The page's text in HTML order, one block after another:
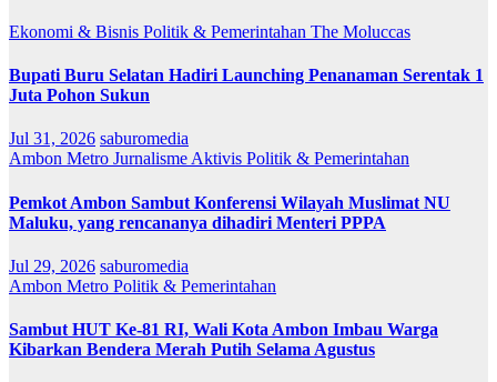
Ekonomi & Bisnis Politik & Pemerintahan The Moluccas
Bupati Buru Selatan Hadiri Launching Penanaman Serentak 1
Juta Pohon Sukun
Jul 31, 2026 saburomedia
Ambon Metro Jurnalisme Aktivis Politik & Pemerintahan
Pemkot Ambon Sambut Konferensi Wilayah Muslimat NU
Maluku, yang rencananya dihadiri Menteri PPPA
Jul 29, 2026 saburomedia
Ambon Metro Politik & Pemerintahan
Sambut HUT Ke-81 RI, Wali Kota Ambon Imbau Warga
Kibarkan Bendera Merah Putih Selama Agustus